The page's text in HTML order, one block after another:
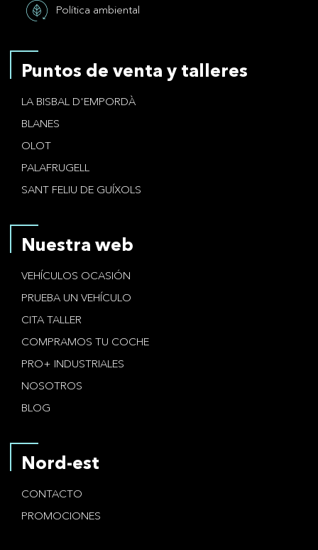
Política ambiental
Puntos de venta y talleres
LA BISBAL D'EMPORDÀ
BLANES
OLOT
PALAFRUGELL
SANT FELIU DE GUÍXOLS
Nuestra web
VEHÍCULOS OCASIÓN
PRUEBA UN VEHÍCULO
CITA TALLER
COMPRAMOS TU COCHE
PRO+ INDUSTRIALES
NOSOTROS
BLOG
Nord-est
CONTACTO
PROMOCIONES